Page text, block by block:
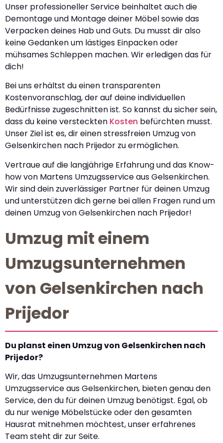
Unser professioneller Service beinhaltet auch die
Demontage und Montage deiner Möbel sowie das
Verpacken deines Hab und Guts. Du musst dir also
keine Gedanken um lästiges Einpacken oder
mühsames Schleppen machen. Wir erledigen das für
dich!
Bei uns erhältst du einen transparenten
Kostenvoranschlag, der auf deine individuellen
Bedürfnisse zugeschnitten ist. So kannst du sicher sein,
dass du keine versteckten Kosten befürchten musst.
Unser Ziel ist es, dir einen stressfreien Umzug von
Gelsenkirchen nach Prijedor zu ermöglichen.
Vertraue auf die langjährige Erfahrung und das Know-
how von Martens Umzugsservice aus Gelsenkirchen.
Wir sind dein zuverlässiger Partner für deinen Umzug
und unterstützen dich gerne bei allen Fragen rund um
deinen Umzug von Gelsenkirchen nach Prijedor!
Umzug mit einem
Umzugsunternehmen
von Gelsenkirchen nach
Prijedor
Du planst einen Umzug von Gelsenkirchen nach
Prijedor?
Wir, das Umzugsunternehmen Martens
Umzugsservice aus Gelsenkirchen, bieten genau den
Service, den du für deinen Umzug benötigst. Egal, ob
du nur wenige Möbelstücke oder den gesamten
Hausrat mitnehmen möchtest, unser erfahrenes
Team steht dir zur Seite.